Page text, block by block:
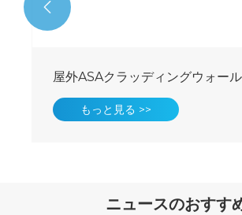
屋外ASAクラッディングウォー
もっと見る >>

ニュースのおすす